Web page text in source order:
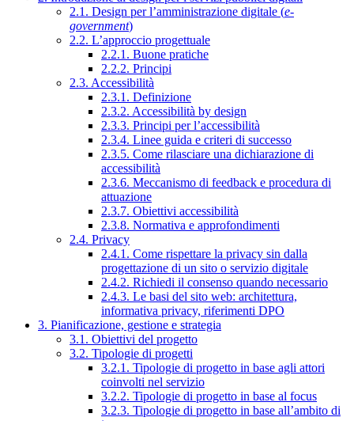
2.1. Design per l’amministrazione digitale (e-
government)
2.2. L’approccio progettuale
2.2.1. Buone pratiche
2.2.2. Principi
2.3. Accessibilità
2.3.1. Definizione
2.3.2. Accessibilità by design
2.3.3. Principi per l’accessibilità
2.3.4. Linee guida e criteri di successo
2.3.5. Come rilasciare una dichiarazione di
accessibilità
2.3.6. Meccanismo di feedback e procedura di
attuazione
2.3.7. Obiettivi accessibilità
2.3.8. Normativa e approfondimenti
2.4. Privacy
2.4.1. Come rispettare la privacy sin dalla
progettazione di un sito o servizio digitale
2.4.2. Richiedi il consenso quando necessario
2.4.3. Le basi del sito web: architettura,
informativa privacy, riferimenti DPO
3. Pianificazione, gestione e strategia
3.1. Obiettivi del progetto
3.2. Tipologie di progetti
3.2.1. Tipologie di progetto in base agli attori
coinvolti nel servizio
3.2.2. Tipologie di progetto in base al focus
3.2.3. Tipologie di progetto in base all’ambito di